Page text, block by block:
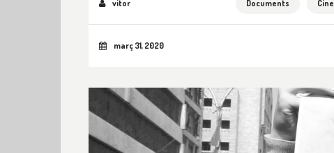
vitor Documents Cine
març 31, 2020